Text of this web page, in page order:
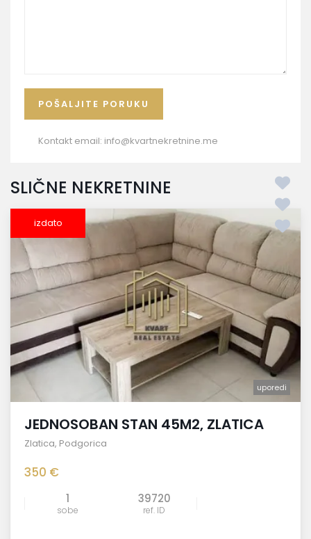
Kontakt email: info@kvartnekretnine.me
SLIČNE NEKRETNINE
izdato
uporedi
JEDNOSOBAN STAN 45M2, ZLATICA
Zlatica, Podgorica
350 €
1
sobe
39720
ref. ID